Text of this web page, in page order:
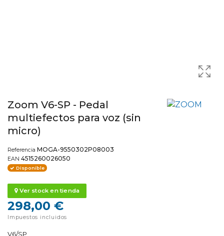
Zoom V6-SP - Pedal
multiefectos para voz (sin
micro)
Referencia MOGA-9550302P08003
EAN 4515260026050
Disponible
Ver stock en tienda
298,00 €
Impuestos incluidos
V6/SP